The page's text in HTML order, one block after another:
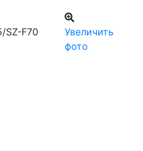
Увеличить
фото